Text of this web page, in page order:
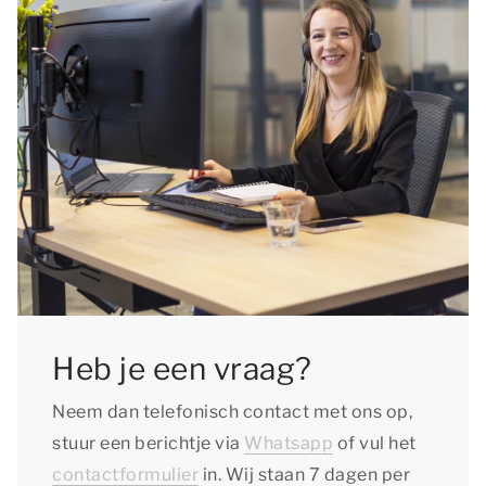
Heb je een vraag?
Neem dan telefonisch contact met ons op,
stuur een berichtje via Whatsapp of vul het
contactformulier in. Wij staan 7 dagen per